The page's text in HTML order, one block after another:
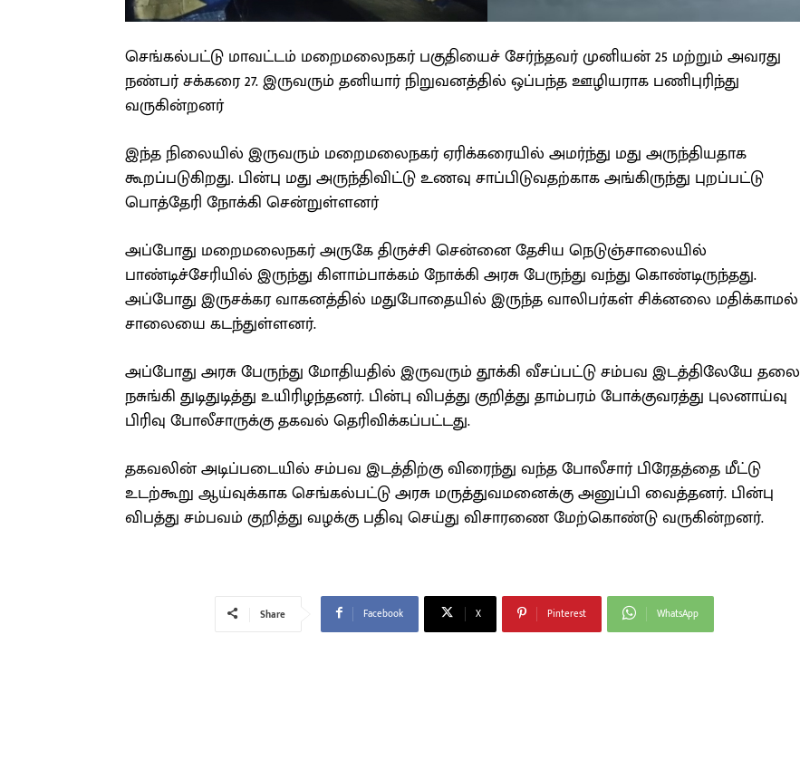
செங்கல்பட்டு மாவட்டம் மறைமலைநகர் பகுதியைச் சேர்ந்தவர் முனியன் 25 மற்றும் அவரது
நண்பர் சக்கரை 27. இருவரும் தனியார் நிறுவனத்தில் ஒப்பந்த ஊழியராக பணிபுரிந்து
வருகின்றனர்
இந்த நிலையில் இருவரும் மறைமலைநகர் ஏரிக்கரையில் அமர்ந்து மது அருந்தியதாக
கூறப்படுகிறது. பின்பு மது அருந்திவிட்டு உணவு சாப்பிடுவதற்காக அங்கிருந்து புறப்பட்டு
பொத்தேரி நோக்கி சென்றுள்ளனர்
அப்போது மறைமலைநகர் அருகே திருச்சி சென்னை தேசிய நெடுஞ்சாலையில்
பாண்டிச்சேரியில் இருந்து கிளாம்பாக்கம் நோக்கி அரசு பேருந்து வந்து கொண்டிருந்தது.
அப்போது இருசக்கர வாகனத்தில் மதுபோதையில் இருந்த வாலிபர்கள் சிக்னலை மதிக்காமல்
சாலையை கடந்துள்ளனர்.
அப்போது அரசு பேருந்து மோதியதில் இருவரும் தூக்கி வீசப்பட்டு சம்பவ இடத்திலேயே தலை
நசுங்கி துடிதுடித்து உயிரிழந்தனர். பின்பு விபத்து குறித்து தாம்பரம் போக்குவரத்து புலனாய்வு
பிரிவு போலீசாருக்கு தகவல் தெரிவிக்கப்பட்டது.
தகவலின் அடிப்படையில் சம்பவ இடத்திற்கு விரைந்து வந்த போலீசார் பிரேதத்தை மீட்டு
உடற்கூறு ஆய்வுக்காக செங்கல்பட்டு அரசு மருத்துவமனைக்கு அனுப்பி வைத்தனர். பின்பு
விபத்து சம்பவம் குறித்து வழக்கு பதிவு செய்து விசாரணை மேற்கொண்டு வருகின்றனர்.
Share Facebook X Pinterest WhatsApp